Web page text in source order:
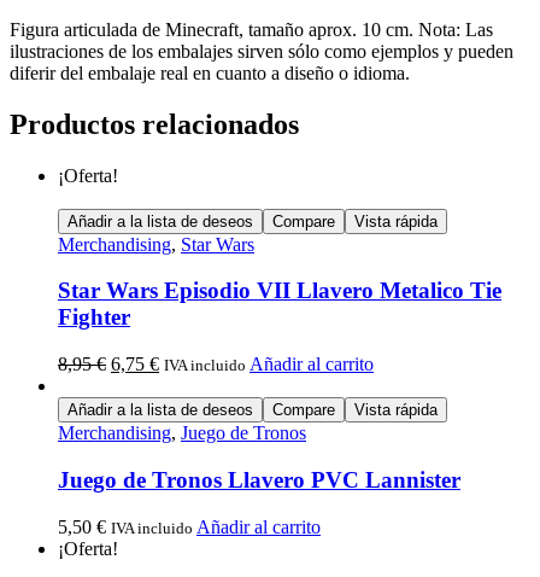
Figura articulada de Minecraft, tamaño aprox. 10 cm. Nota: Las
ilustraciones de los embalajes sirven sólo como ejemplos y pueden
diferir del embalaje real en cuanto a diseño o idioma.
Productos relacionados
¡Oferta!
Añadir a la lista de deseos Compare Vista rápida
Merchandising, Star Wars
Star Wars Episodio VII Llavero Metalico Tie
Fighter
8,95€ 6,75 € IVA incluido Añadir al carrito
Añadir a la lista de deseos Compare Vista rápida
Merchandising, Juego de Tronos
Juego de Tronos Llavero PVC Lannister
5,50 € IVA incluido Añadir al carrito
¡Oferta!